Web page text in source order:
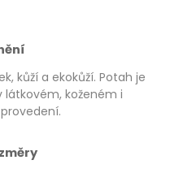
kůží a ekokůží. Potah je
koženém i